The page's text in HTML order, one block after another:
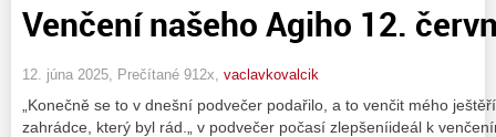
Venčení našeho Agiho 12.
12. júna 2025, Prečítané 912x, vaclavkovalcik
„Konečně se to v dnešní podvečer podařilo, a to venčit mého
zahrádce, který byl rád.„ v podvečer počasí zlepšeníideál k